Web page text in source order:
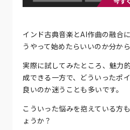
インド古典音楽とAI作曲の融合
うやって始めたらいいのか分から
実際に試してみたところ、魅力
成できる一方で、どういったポ
良いのか迷うことも多いです。
こういった悩みを抱えている方
ょうか？